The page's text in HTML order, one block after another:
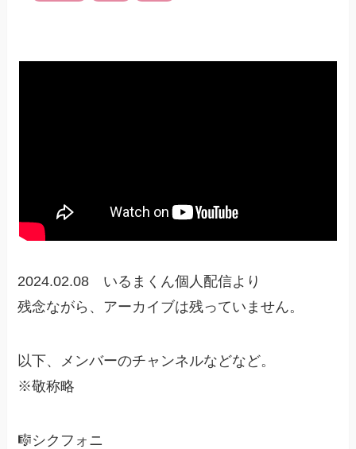
2024.02.08 いるまくん個人配信より
残念ながら、アーカイブは残っていません。
以下、メンバーのチャンネルなどなど。
※敬称略
🎼シクフォニ